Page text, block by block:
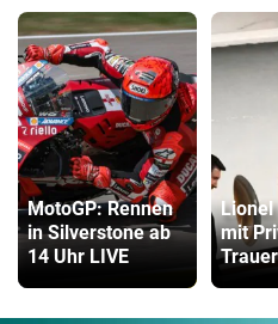
MotoGP: Rennen
in Silverstone ab
14 Uhr LIVE
Lionel
mit